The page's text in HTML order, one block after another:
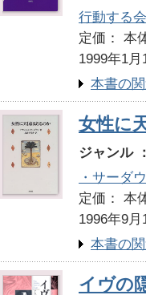
行動する
定価：
1999年1月
本書の
女性に
ジャンル
・サーダ
定価：
1996年9月
本書の
イヴの